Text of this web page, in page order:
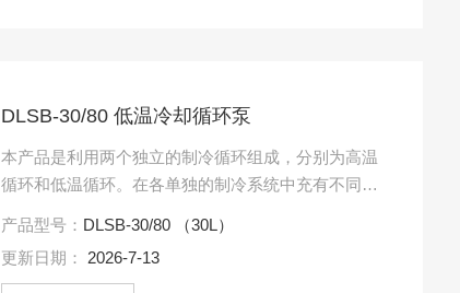
DLSB-30/80 低温冷却循环泵
本产品是利用两个独立的制冷循环组成，分别为高温
循环和低温循环。在各单独的制冷系统中充有不同性
采用低温制冷剂。这两.....
产品型号： DLSB-30/80 （30L）
更新日期：
2026-7-13